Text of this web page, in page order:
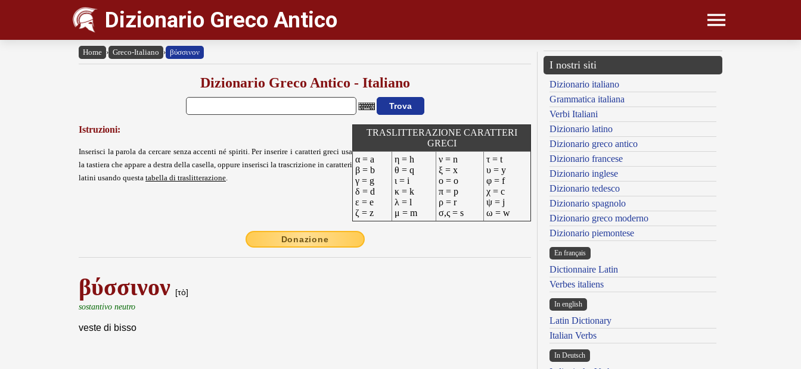
Dizionario Greco Antico
Home › Greco-Italiano › βύσσινον
Dizionario Greco Antico - Italiano
Istruzioni:
Inserisci la parola da cercare senza accenti né spiriti. Per inserire i caratteri greci usa
la tastiera che appare a destra della casella, oppure inserisci la trascrizione in caratteri
latini usando questa tabella di traslitterazione.
TRASLITTERAZIONE CARATTERI
GRECI
α = a
β = b
γ = g
δ = d
ε = e
ζ = z
η = h
θ = q
ι = i
κ = k
λ = l
μ = m
ν = n
ξ = x
ο = o
π = p
ρ = r
σ,ς = s
τ = t
υ = y
φ = f
χ = c
ψ = j
ω = w
Donazione
βύσσινον [τὸ]
sostantivo neutro
veste di bisso
I nostri siti
Dizionario italiano
Grammatica italiana
Verbi Italiani
Dizionario latino
Dizionario greco antico
Dizionario francese
Dizionario inglese
Dizionario tedesco
Dizionario spagnolo
Dizionario greco moderno
Dizionario piemontese
En français
Dictionnaire Latin
Verbes italiens
In english
Latin Dictionary
Italian Verbs
In Deutsch